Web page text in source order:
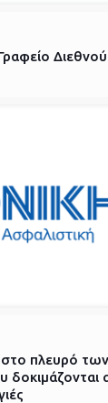
στο πλευρό των